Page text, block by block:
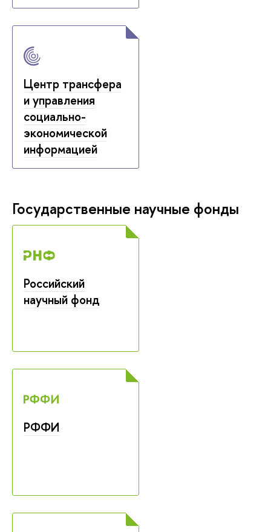
Центр трансфера
и управления
социально-
экономической
информацией
Государственные научные фонды
Российский
научный фонд
РФФИ